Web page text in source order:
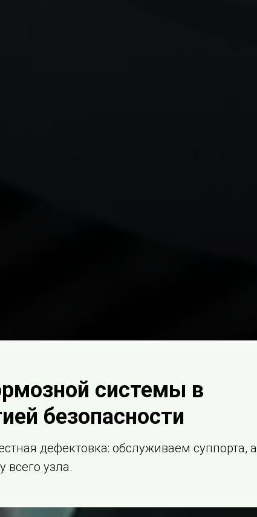
системы в
безопасности
дефектовка: обслуживаем суппорта, а
всего узла.